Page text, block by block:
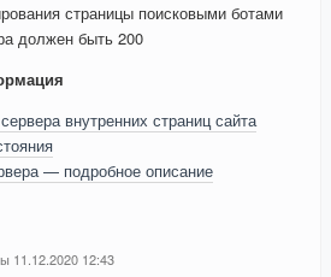
страницы поисковыми ботами
должен быть 200
внутренних страниц сайта
— подробное описание
11.12.2020 12:43